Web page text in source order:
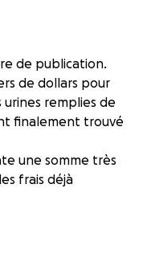
de publication.
de dollars pour
remplies de
finalement trouvé
une somme très
frais déjà
symbolique